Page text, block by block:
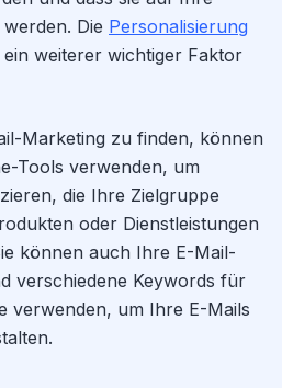
Die Personalisierung
ein weiterer wichtiger Faktor
Marketing zu finden, können
Tools verwenden, um
die Ihre Zielgruppe
oder Dienstleistungen
können auch Ihre E-Mail-
verschiedene Keywords für
verwenden, um Ihre E-Mails